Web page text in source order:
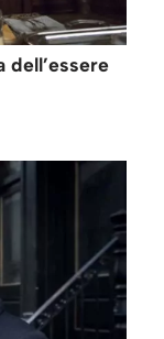
dell’essere